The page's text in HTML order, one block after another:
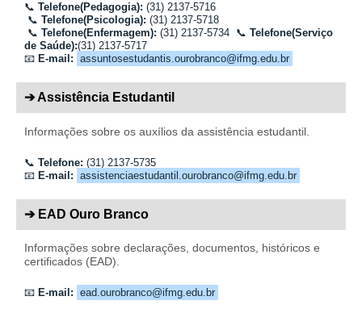
📞 Telefone(Pedagogia): (31) 2137-5716
📞 Telefone(Psicologia): (31) 2137-5718
📞 Telefone(Enfermagem): (31) 2137-5734 📞 Telefone(Serviço
de Saúde):(31) 2137-5717
📧 E-mail: assuntosestudantis.ourobranco@ifmg.edu.br
➔ Assistência Estudantil
Informações sobre os auxílios da assistência estudantil.
📞 Telefone: (31) 2137-5735
📧 E-mail: assistenciaestudantil.ourobranco@ifmg.edu.br
➔ EAD Ouro Branco
Informações sobre declarações, documentos, históricos e
certificados (EAD).
📧 E-mail: ead.ourobranco@ifmg.edu.br